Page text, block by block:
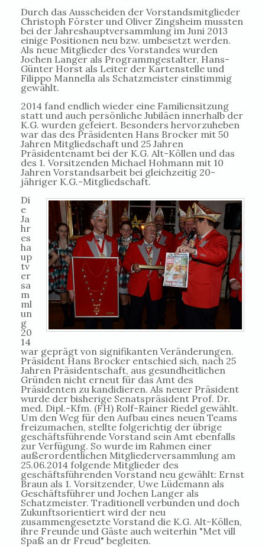
Durch das Ausscheiden der Vorstandsmitglieder
Christoph Förster und Oliver Zingsheim mussten
bei der Jahreshauptversammlung im Juni 2013
einige Positionen neu bzw. umbesetzt werden.
Als neue Mitglieder des Vorstandes wurden
Jochen Langer als Programmgestalter, Hans-
Günter Horst als Leiter der Kartenstelle und
Filippo Mannella als Schatzmeister einstimmig
gewählt.
2014 fand endlich wieder eine Familiensitzung
statt und auch persönliche Jubiläen innerhalb der
K.G. wurden gefeiert. Besonders hervorzuheben
war das des Präsidenten Hans Brocker mit 50
Jahren Mitgliedschaft und 25 Jahren
Präsidentenamt bei der K.G. Alt-Köllen und das
des 1. Vorsitzenden Michael Hohmann mit 10
Jahren Vorstandsarbeit bei gleichzeitig 20-
jähriger K.G.-Mitgliedschaft.
Di
e
Ja
hr
es
ha
up
tv
er
sa
m
ml
un
g
20
14
war geprägt von signifikanten Veränderungen.
Präsident Hans Brocker entschied sich, nach 25
Jahren Präsidentschaft, aus gesundheitlichen
Gründen nicht erneut für das Amt des
Präsidenten zu kandidieren. Als neuer Präsident
wurde der bisherige Senatspräsident Prof. Dr.
med. Dipl.-Kfm. (FH) Rolf-Rainer Riedel gewählt.
Um den Weg für den Aufbau eines neuen Teams
freizumachen, stellte folgerichtig der übrige
geschäftsführende Vorstand sein Amt ebenfalls
zur Verfügung. So wurde im Rahmen einer
außerordentlichen Mitgliederversammlung am
25.06.2014 folgende Mitglieder des
geschäftsführenden Vorstand neu gewählt: Ernst
Braun als 1. Vorsitzender, Uwe Lüdemann als
Geschäftsführer und Jochen Langer als
Schatzmeister. Traditionell verbunden und doch
Zukunftsorientiert wird der neu
zusammengesetzte Vorstand die K.G. Alt-Köllen,
ihre Freunde und Gäste auch weiterhin "Met vill
Spaß an dr Freud" begleiten.